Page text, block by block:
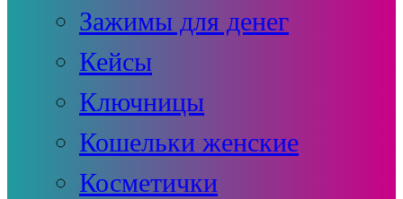
Зажимы для денег
Кейсы
Ключницы
Кошельки женские
Косметички